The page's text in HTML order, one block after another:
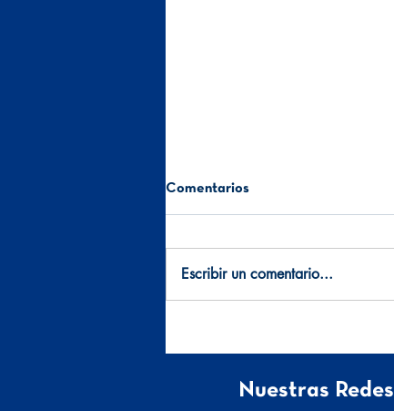
Comentarios
Escribir un comentario...
Nuestras Redes